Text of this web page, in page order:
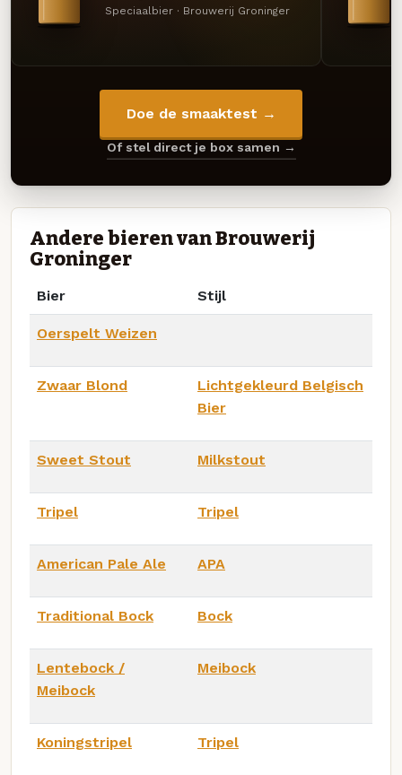
Speciaalbier · Brouwerij Groninger
Doe de smaaktest →
Of stel direct je box samen →
Andere bieren van Brouwerij
Groninger
Bier Stijl
Oerspelt Weizen
Zwaar Blond
Lichtgekleurd Belgisch
Bier
Sweet Stout Milkstout
Tripel Tripel
American Pale Ale APA
Traditional Bock Bock
Lentebock /
Meibock
Meibock
Koningstripel Tripel